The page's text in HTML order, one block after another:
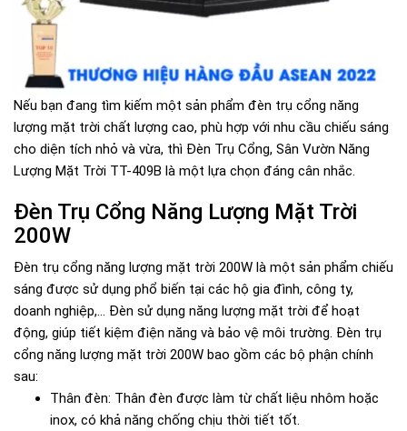
Nếu bạn đang tìm kiếm một sản phẩm đèn trụ cổng năng
lượng mặt trời chất lượng cao, phù hợp với nhu cầu chiếu sáng
cho diện tích nhỏ và vừa, thì Đèn Trụ Cổng, Sân Vườn Năng
Lượng Mặt Trời TT-409B là một lựa chọn đáng cân nhắc.
Đèn Trụ Cổng Năng Lượng Mặt Trời
200W
Đèn trụ cổng năng lượng mặt trời 200W là một sản phẩm chiếu
sáng được sử dụng phổ biến tại các hộ gia đình, công ty,
doanh nghiệp,... Đèn sử dụng năng lượng mặt trời để hoạt
động, giúp tiết kiệm điện năng và bảo vệ môi trường. Đèn trụ
cổng năng lượng mặt trời 200W bao gồm các bộ phận chính
sau:
Thân đèn: Thân đèn được làm từ chất liệu nhôm hoặc
inox, có khả năng chống chịu thời tiết tốt.